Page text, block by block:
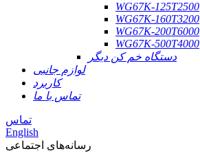
WG67K-125T2500
WG67K-160T3200
WG67K-200T6000
WG67K-500T4000
دستگاه خم کن دیگر
لوازم جانبی
کاربرد
تماس با ما
تماس
English
رسانه‌های اجتماعی